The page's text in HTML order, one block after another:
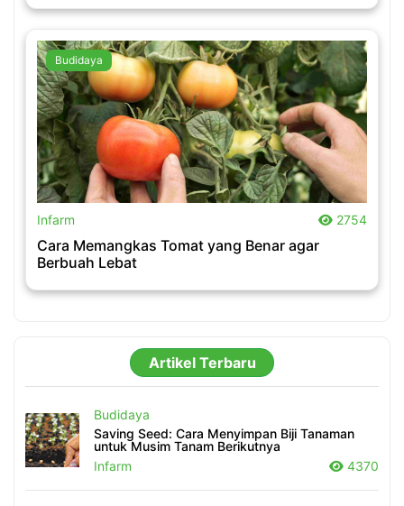
Budidaya
Infarm 2754
Cara Memangkas Tomat yang Benar agar
Berbuah Lebat
Artikel Terbaru
Budidaya
Saving Seed: Cara Menyimpan Biji Tanaman
untuk Musim Tanam Berikutnya
Infarm
4370